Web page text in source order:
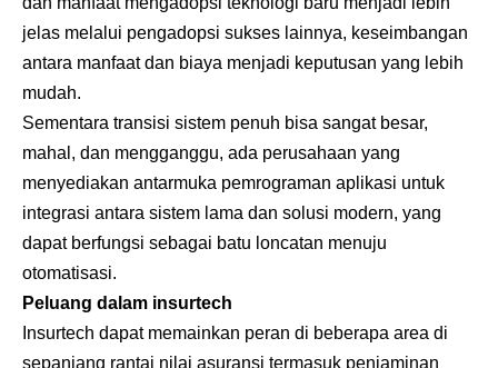
jelas melalui pengadopsi sukses lainnya, keseimbangan
antara manfaat dan biaya menjadi keputusan yang lebih
mudah.
Sementara transisi sistem penuh bisa sangat besar,
mahal, dan mengganggu, ada perusahaan yang
menyediakan antarmuka pemrograman aplikasi untuk
integrasi antara sistem lama dan solusi modern, yang
dapat berfungsi sebagai batu loncatan menuju
otomatisasi.
Peluang dalam insurtech
Insurtech dapat memainkan peran di beberapa area di
sepanjang rantai nilai asuransi termasuk penjaminan